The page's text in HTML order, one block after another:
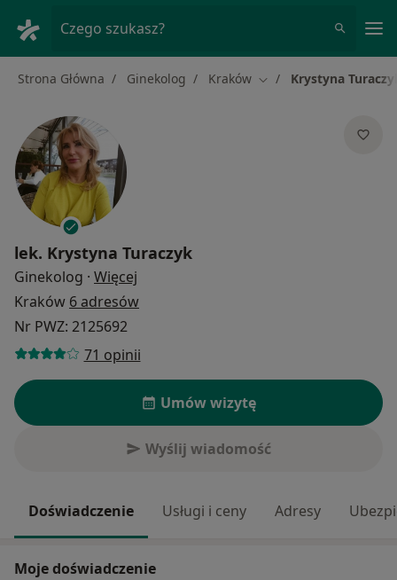
Czego szukasz?
Strona Główna Ginekolog Kraków Zmień miasto
Krystyna
lek. Krystyna Turaczyk
Ginekolog · Więcej
Kraków 6 adresów
Nr PWZ: 2125692
71 opinii
Umów wizytę
Wyślij wiadomość
Doświadczenie Usługi i ceny Adresy
Moje doświadczenie